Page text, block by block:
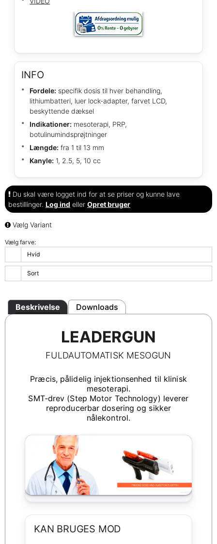
INFO
Fordele: specifik dosis til hver behandling,
lithiumbatteri, luer lock-adapter, farvet LCD,
beskyttende dæksel
Indikationer: mesoterapi, PRP,
botulinumindsprøjtninger
Længde: fra 1 til 13 mm
Kanyle: 1, 2.5, 5, 10 cc
Du skal være logget ind for at se priser og kunne lave
bestillinger. Log ind eller Opret bruger
Vælg Variant
Vælg farve:
Hvid
Sort
Beskrivelse Downloads
LEADERGUN
FULDAUTOMATISK MESOGUN
Præcis, pålidelig injektionsenhed til klinisk
mesoterapi.
SMT‑drev (Step Motor Technology) leverer
reproducerbar dosering og sikker
nålekontrol.
KAN BRUGES MOD